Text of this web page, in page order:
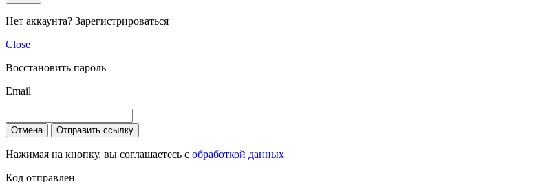
Нет аккаунта? Зарегистрироваться
Close
Восстановить пароль
Email
Отмена Отправить ссылку
Нажимая на кнопку, вы соглашаетесь с обработкой данных
Код отправлен